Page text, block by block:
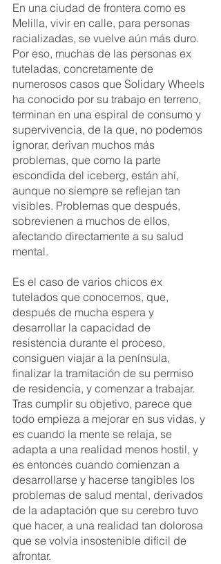
En una ciudad de frontera como es
Melilla, vivir en calle, para personas
racializadas, se vuelve aún más duro.
Por eso, muchas de las personas ex
tuteladas, concretamente de
numerosos casos que Solidary Wheels
ha conocido por su trabajo en terreno,
terminan en una espiral de consumo y
supervivencia, de la que, no podemos
ignorar, derivan muchos más
problemas, que como la parte
escondida del iceberg, están ahí,
aunque no siempre se reflejan tan
visibles. Problemas que después,
sobrevienen a muchos de ellos,
afectando directamente a su salud
mental.
Es el caso de varios chicos ex
tutelados que conocemos, que,
después de mucha espera y
desarrollar la capacidad de
resistencia durante el proceso,
consiguen viajar a la península,
finalizar la tramitación de su permiso
de residencia, y comenzar a trabajar.
Tras cumplir su objetivo, parece que
todo empieza a mejorar en sus vidas, y
es cuando la mente se relaja, se
adapta a una realidad menos hostil, y
es entonces cuando comienzan a
desarrollarse y hacerse tangibles los
problemas de salud mental, derivados
de la adaptación que su cerebro tuvo
que hacer, a una realidad tan dolorosa
que se volvía insostenible difícil de
afrontar.